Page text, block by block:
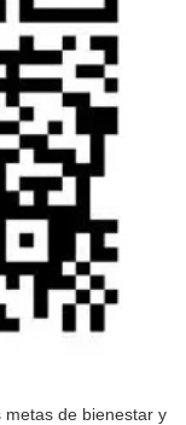
metas de bienestar y